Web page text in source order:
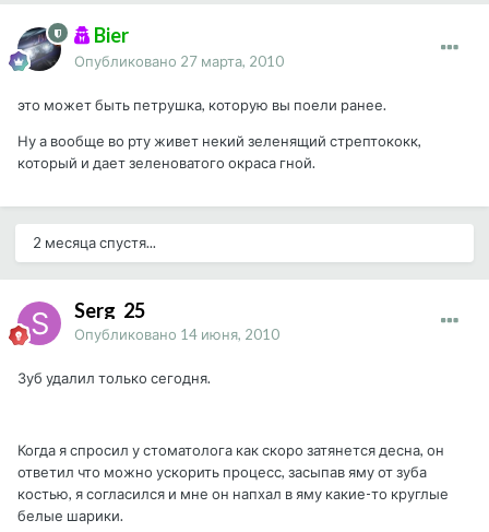
Bier
Опубликовано 27 марта, 2010
это может быть петрушка, которую вы поели ранее.
Ну а вообще во рту живет некий зеленящий стрептококк,
который и дает зеленоватого окраса гной.
2 месяца спустя...
Serg_25
Опубликовано 14 июня, 2010
Зуб удалил только сегодня.
Когда я спросил у стоматолога как скоро затянется десна, он
ответил что можно ускорить процесс, засыпав яму от зуба
костью, я согласился и мне он напхал в яму какие-то круглые
белые шарики.